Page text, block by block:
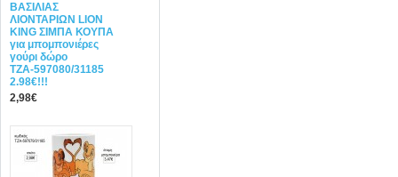
ΒΑΣΙΛΙΑΣ
ΛΙΟΝΤΑΡΙΩΝ LION
KING ΣΙΜΠΑ ΚΟΥΠΑ
για μπομπονιέρες
γούρι δώρο
ΤΖΑ-597080/31185
2.98€!!!
2,98€